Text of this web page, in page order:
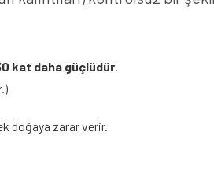
kat daha güçlüdür.
doğaya zarar verir.